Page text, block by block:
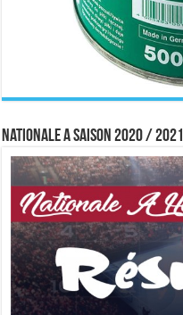
Nationale A saison 2020 / 2021